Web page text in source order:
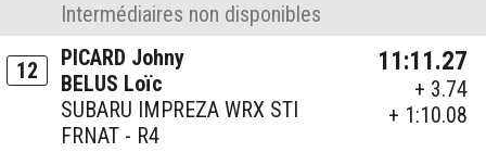
Intermédiaires non disponibles
12
PICARD Johny
BELUS Loïc
SUBARU IMPREZA WRX STI
FRNAT - R4
11:11.27
+ 3.74
+ 1:10.08